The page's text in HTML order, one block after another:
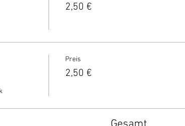
2,50 €
Preis
2,50 €